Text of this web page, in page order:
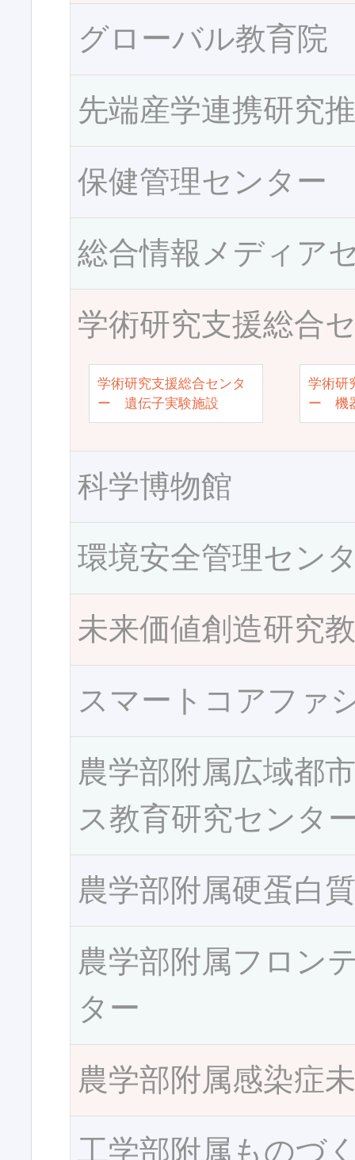
グローバル教育院
先端産学連携研究
保健管理センター
総合情報メディア
学術研究支援総合
学術研究支援総合センタ
ー 遺伝子実験施設
学術研
ー 機
科学博物館
環境安全管理セン
未来価値創造研究
スマートコアファ
農学部附属広域都
ス教育研究センタ
農学部附属硬蛋白
農学部附属フロン
ター
農学部附属感染症
工学部附属ものづ